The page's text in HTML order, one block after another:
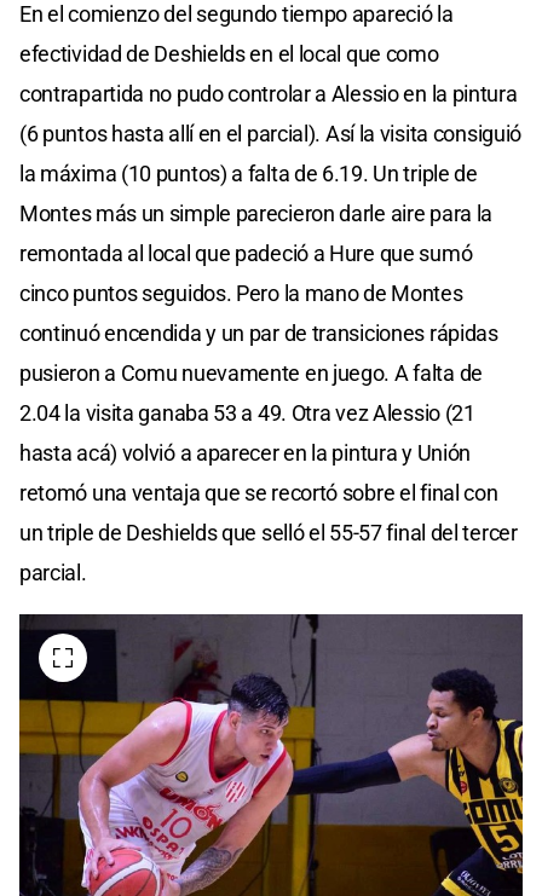
En el comienzo del segundo tiempo apareció la
efectividad de Deshields en el local que como
contrapartida no pudo controlar a Alessio en la pintura
(6 puntos hasta allí en el parcial). Así la visita consiguió
la máxima (10 puntos) a falta de 6.19. Un triple de
Montes más un simple parecieron darle aire para la
remontada al local que padeció a Hure que sumó
cinco puntos seguidos. Pero la mano de Montes
continuó encendida y un par de transiciones rápidas
pusieron a Comu nuevamente en juego. A falta de
2.04 la visita ganaba 53 a 49. Otra vez Alessio (21
hasta acá) volvió a aparecer en la pintura y Unión
retomó una ventaja que se recortó sobre el final con
un triple de Deshields que selló el 55-57 final del tercer
parcial.